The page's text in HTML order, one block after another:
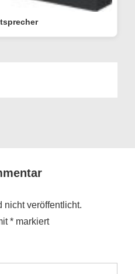
nicht veröffentlicht.
* markiert